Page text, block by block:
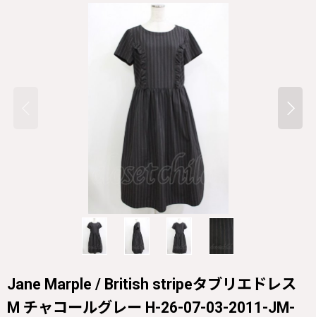
Jane Marple / British stripeタブリエドレス
M チャコールグレー H-26-07-03-2011-JM-